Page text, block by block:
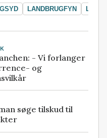
LANDBRUGFYN
- Vi forlanger
og
søge tilskud til